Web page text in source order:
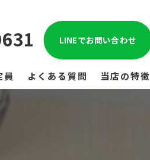
LINEでお問い合わせ
員 よくある質問 当店の特徴